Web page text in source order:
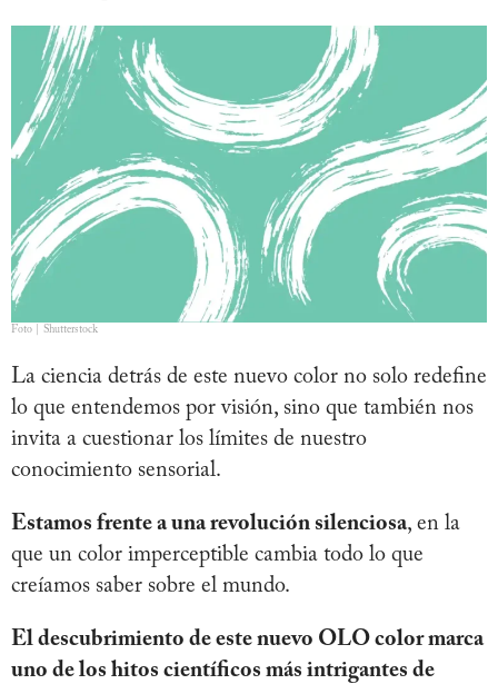
Foto | Shutterstock
La ciencia detrás de este nuevo color no solo redefine
lo que entendemos por visión, sino que también nos
invita a cuestionar los límites de nuestro
conocimiento sensorial.
Estamos frente a una revolución silenciosa, en la
que un color imperceptible cambia todo lo que
creíamos saber sobre el mundo.
El descubrimiento de este nuevo OLO color marca
uno de los hitos científicos más intrigantes de